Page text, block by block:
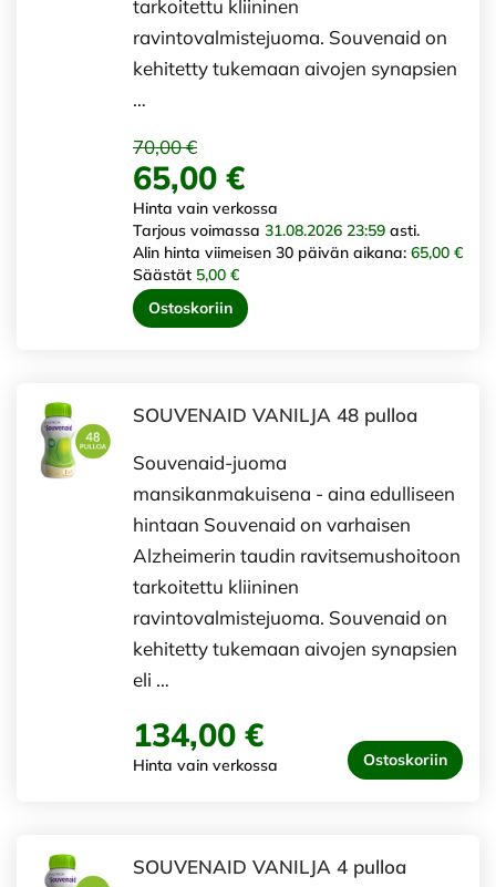
tarkoitettu kliininen
ravintovalmistejuoma. Souvenaid on
kehitetty tukemaan aivojen synapsien
…
70,00 €
65,00 €
Hinta vain verkossa
Tarjous voimassa 31.08.2026 23:59 asti.
Alin hinta viimeisen 30 päivän aikana: 65,00 €
Säästät 5,00 €
Ostoskoriin
SOUVENAID VANILJA 48 pulloa
Souvenaid-juoma
mansikanmakuisena - aina edulliseen
hintaan Souvenaid on varhaisen
Alzheimerin taudin ravitsemushoitoon
tarkoitettu kliininen
ravintovalmistejuoma. Souvenaid on
kehitetty tukemaan aivojen synapsien
eli …
134,00 €
Hinta vain verkossa Ostoskoriin
SOUVENAID VANILJA 4 pulloa